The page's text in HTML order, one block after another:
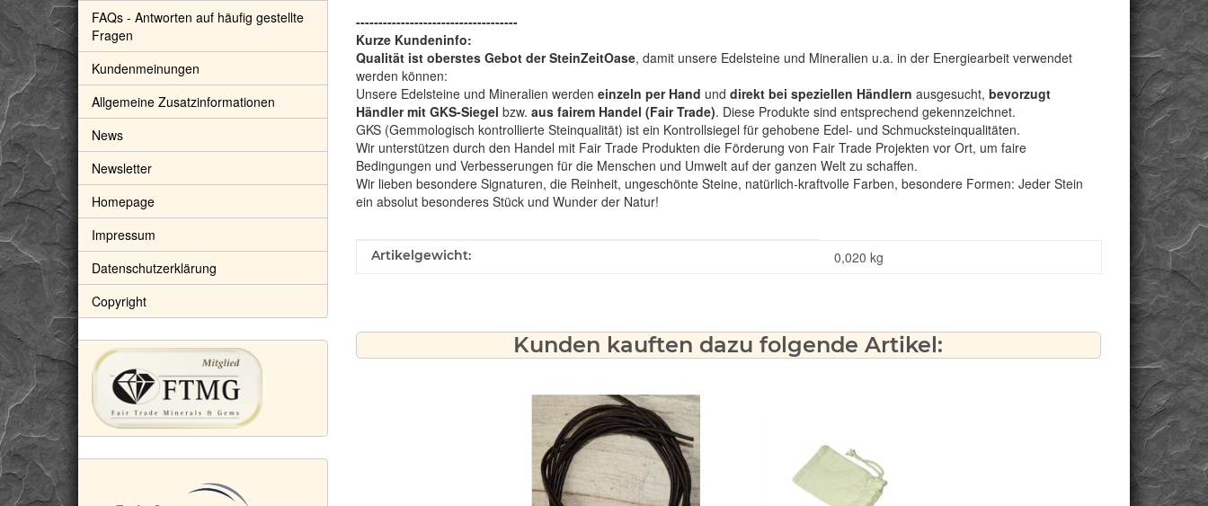
------------------------------------
Kurze Kundeninfo:
Qualität ist oberstes Gebot der SteinZeitOase, damit unsere Edelsteine und Mineralien u.a. in der Energiearbeit verwendet
werden können:
Unsere Edelsteine und Mineralien werden einzeln per Hand und direkt bei speziellen Händlern ausgesucht, bevorzugt
Händler mit GKS-Siegel bzw. aus fairem Handel (Fair Trade). Diese Produkte sind entsprechend gekennzeichnet.
GKS (Gemmologisch kontrollierte Steinqualität) ist ein Kontrollsiegel für gehobene Edel- und Schmucksteinqualitäten.
Wir unterstützen durch den Handel mit Fair Trade Produkten die Förderung von Fair Trade Projekten vor Ort, um faire
Bedingungen und Verbesserungen für die Menschen und Umwelt auf der ganzen Welt zu schaffen.
Wir lieben besondere Signaturen, die Reinheit, ungeschönte Steine, natürlich-kraftvolle Farben, besondere Formen: Jeder Stein
ein absolut besonderes Stück und Wunder der Natur!
Produkteigenschaft
Wert
Artikelgewicht: 0,020 kg
Kunden kauften dazu folgende Artikel:
FAQs - Antworten auf häufig gestellte
Fragen
Kundenmeinungen
Allgemeine Zusatzinformationen
News
Newsletter
Homepage
Impressum
Datenschutzerklärung
Copyright